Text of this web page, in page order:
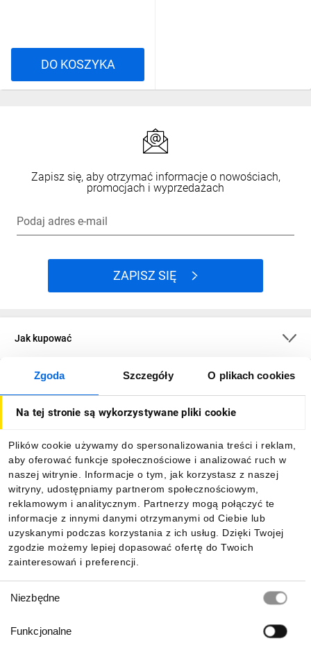
Zgoda Szczegóły O plikach cookies
Na tej stronie są wykorzystywane pliki cookie
Plików cookie używamy do spersonalizowania treści i reklam,
aby oferować funkcje społecznościowe i analizować ruch w
naszej witrynie. Informacje o tym, jak korzystasz z naszej
witryny, udostępniamy partnerom społecznościowym,
reklamowym i analitycznym. Partnerzy mogą połączyć te
informacje z innymi danymi otrzymanymi od Ciebie lub
uzyskanymi podczas korzystania z ich usług. Dzięki Twojej
zgodzie możemy lepiej dopasować ofertę do Twoich
zainteresowań i preferencji.
zgody
Niezbędne
Funkcjonalne
DO KOSZYKA
Zapisz się, aby otrzymać informacje o nowościach,
promocjach i wyprzedażach
Podaj adres e-mail
ZAPISZ SIĘ
Jak kupować
O firmie
Informacje
Pobierz naszą aplikację mobilną: